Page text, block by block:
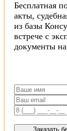
Бесплатная
акты,
из базы
встрече с
документы
Заказать